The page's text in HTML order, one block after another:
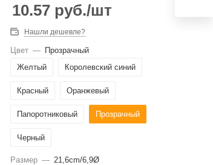
10.57 руб./шт
Нашли дешевле?
Цвет — Прозрачный
Желтый
Королевский синий
Красный Оранжевый
Папоротниковый Прозрачный
Черный
Размер — 21,6cm/6,9Ø